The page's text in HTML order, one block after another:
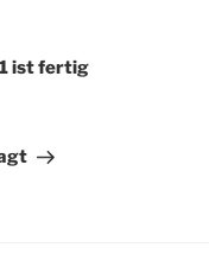
ist fertig